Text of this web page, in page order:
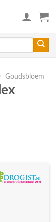
/ Goudsbloem